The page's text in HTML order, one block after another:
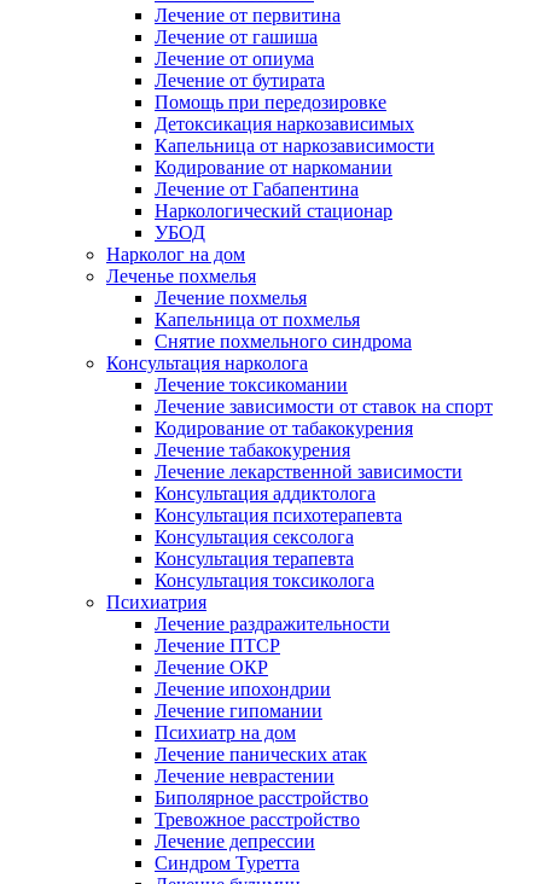
Лечение от первитина
Лечение от гашиша
Лечение от опиума
Лечение от бутирата
Помощь при передозировке
Детоксикация наркозависимых
Капельница от наркозависимости
Кодирование от наркомании
Лечение от Габапентина
Наркологический стационар
УБОД
Нарколог на дом
Леченье похмелья
Лечение похмелья
Капельница от похмелья
Снятие похмельного синдрома
Консультация нарколога
Лечение токсикомании
Лечение зависимости от ставок на спорт
Кодирование от табакокурения
Лечение табакокурения
Лечение лекарственной зависимости
Консультация аддиктолога
Консультация психотерапевта
Консультация сексолога
Консультация терапевта
Консультация токсиколога
Психиатрия
Лечение раздражительности
Лечение ПТСР
Лечение ОКР
Лечение ипохондрии
Лечение гипомании
Психиатр на дом
Лечение панических атак
Лечение неврастении
Биполярное расстройство
Тревожное расстройство
Лечение депрессии
Синдром Туретта